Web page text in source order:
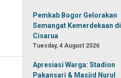
Pemkab Bogor Gelorakan
Semangat Kemerdekaan di
Cisarua
Tuesday, 4 August 2026
Apresiasi Warga: Stadion
Pakansari & Masjid Nurul